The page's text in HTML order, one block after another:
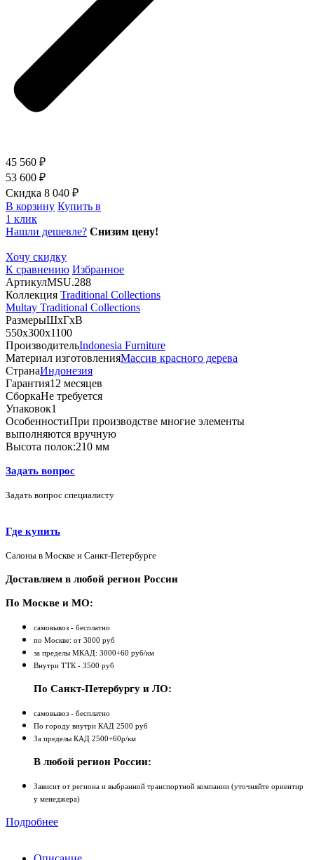
45 560 ₽
53 600 ₽
Скидка 8 040 ₽
В корзину Купить в
1 клик
Нашли дешевле? Снизим цену!
Хочу скидку
К сравнению Избранное
АртикулMSU.288
Коллекция Traditional Collections
Multay Traditional Collections
РазмерыШхГхВ
550х300х1100
ПроизводительIndonesia Furniture
Материал изготовленияМассив красного дерева
СтранаИндонезия
Гарантия12 месяцев
СборкаНе требуется
Упаковок1
ОсобенностиПри производстве многие элементы
выполняются вручную
Высота полок:210 мм
Задать вопрос
Задать вопрос специалисту
Где купить
Салоны в Москве и Санкт-Петербурге
Доставляем в любой регион России
По Москве и МО:
самовывоз - бесплатно
по Москве: от 3000 руб
за пределы МКАД: 3000+60 руб/км
Внутри ТТК - 3500 руб
По Санкт-Петербургу и ЛО:
самовывоз - бесплатно
По городу внутри КАД 2500 руб
За пределы КАД 2500+60р/км
В любой регион России:
Зависит от региона и выбранной транспортной компании (уточняйте ориентир
у менеджера)
Подробнее